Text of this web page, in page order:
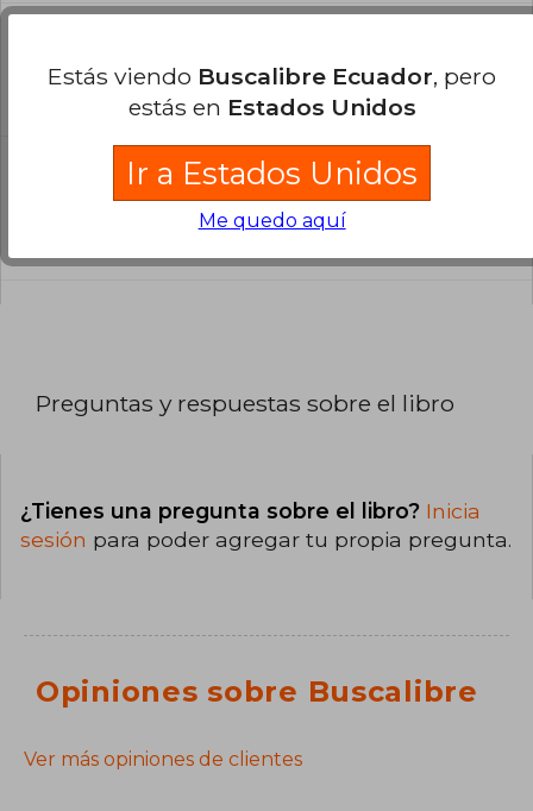
El libro está escrito en Inglés.
¿Cuál es la encuadernación de este libro?
La encuadernación de esta edición es Tapa
Preguntas y respuestas sobre el libro
¿Tienes una pregunta sobre el libro? Inicia
sesión para poder agregar tu propia pregunta.
Opiniones sobre Buscalibre
Ver más opiniones de clientes
Estás viendo Buscalibre Ecuador, pero
estás en Estados Unidos
Ir a Estados Unidos
Me quedo aquí